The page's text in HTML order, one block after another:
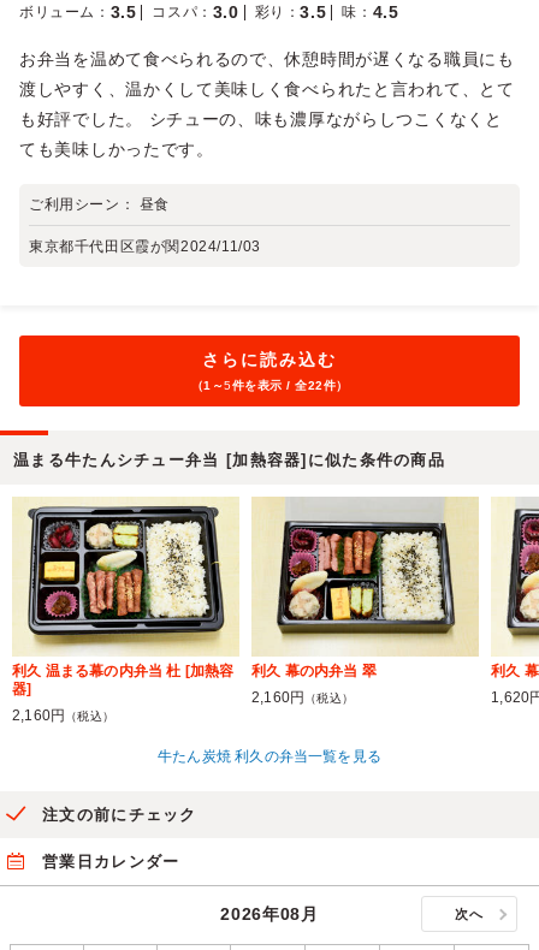
ボリューム ： 3.5 コスパ ： 3.0 彩り ：3.5 味 ： 4.5
お弁当を温めて食べられるので、休憩時間が遅くなる職員にも
渡しやすく、温かくして美味しく食べられたと言われて、とて
も好評でした。 シチューの、味も濃厚ながらしつこくなくと
ても美味しかったです。
ご利用シーン： 昼食
東京都千代田区霞が関2024/11/03
さらに読み込む
（1～5件を表示 / 全22件）
温まる牛たんシチュー弁当 [加熱容器]に似た条件の商品
利久 温まる幕の内弁当 杜 [加熱容
器]
2,160円
（税込）
利久 幕の内弁当 翠
2,160円
（税込）
利久
1,620
牛たん炭焼 利久の弁当一覧を見る
注文の前にチェック
営業日カレンダー
2026年08月 次へ